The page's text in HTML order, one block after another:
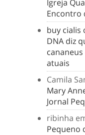
Igreja
Encontro
buy cialis
DNA diz
atuais
Camila
Mary
Jornal
ribinha
Pequeno